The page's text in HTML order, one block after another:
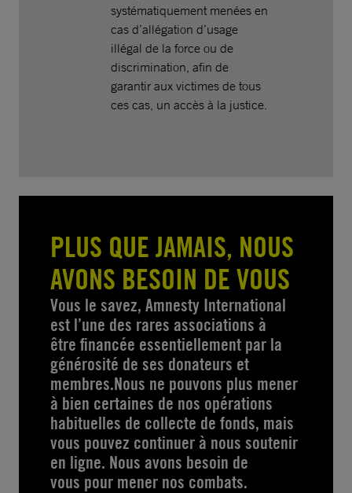
systématiquement menées en
cas d’allégation d’usage
illégal de la force ou de
discrimination, afin de
garantir aux victimes de tous
ces cas, un accès à la justice.
PLUS QUE JAMAIS, NOUS
AVONS BESOIN DE VOUS
Vous le savez, Amnesty International
est l’une des rares associations à
être financée essentiellement par la
générosité de ses donateurs et
membres.Nous ne pouvons plus mener
à bien certaines de nos opérations
habituelles de collecte de fonds, mais
vous pouvez continuer à nous soutenir
en ligne. Nous avons besoin de
vous pour mener nos combats.